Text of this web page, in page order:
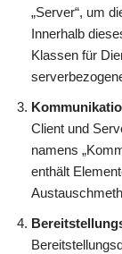
„Server“, um
Innerhalb
Klassen für
Client und
namens
enthält